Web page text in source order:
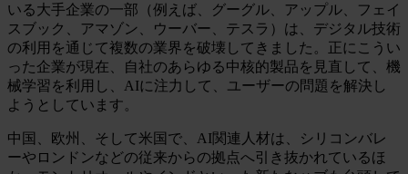
いる大手企業の一部（例えば、グーグル、アップル、フェイ
スブック、アマゾン、ウーバー、テスラ）は、デジタル技術
の利用を通じて複数の業界を破壊してきました。正にこうい
った企業が現在、自社のあらゆる中核的製品を見直して、機
械学習を利用し、AIに注力して、ユーザーの問題を解決し
ようとしています。
中国、欧州、そして米国で、AI関連人材は、シリコンバレ
ーやロンドンなどの従来からの拠点へ引き抜かれているほ